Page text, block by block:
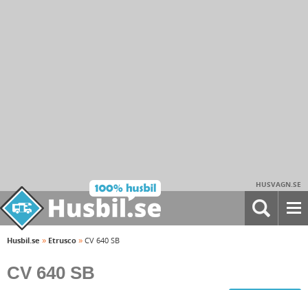
HUSVAGN.SE
Husbil.se » Etrusco » CV 640 SB
CV 640 SB